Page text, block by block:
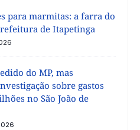
para marmitas: a farra do
de Itapetinga
do MP, mas
sobre gastos
no São João de